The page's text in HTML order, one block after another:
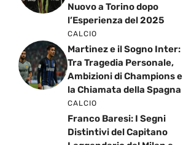
Nuovo a Torino dopo
l’Esperienza del 2025
CALCIO
Martinez e il Sogno Inter:
Tra Tragedia Personale,
Ambizioni di Champions e
la Chiamata della Spagna
CALCIO
Franco Baresi: I Segni
Distintivi del Capitano